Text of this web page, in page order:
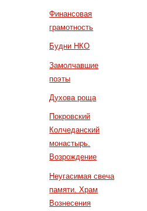
Финансовая
грамотность
Будни НКО
Замолчавшие
поэты
Духова роща
Покровский
Колчеданский
монастырь.
Возрождение
Неугасимая свеча
памяти. Храм
Вознесения